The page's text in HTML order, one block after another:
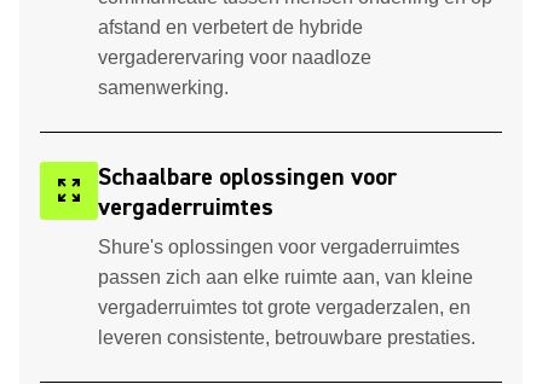
afstand en verbetert de hybride
vergaderervaring voor naadloze
samenwerking.
zoom_out_map
Schaalbare oplossingen voor
vergaderruimtes
Shure's oplossingen voor vergaderruimtes
passen zich aan elke ruimte aan, van kleine
vergaderruimtes tot grote vergaderzalen, en
leveren consistente, betrouwbare prestaties.